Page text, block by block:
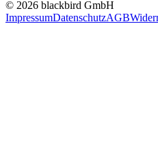
© 2026 blackbird GmbH
ImpressumDatenschutzAGB